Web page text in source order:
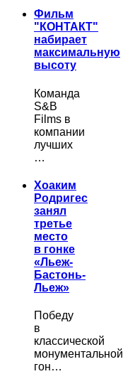
Фильм
"КОНТАКТ"
набирает
максимальную
высоту
Команда
S&B
Films в
компании
лучших
…
Хоаким
Родригес
занял
третье
место
в гонке
«Льеж-
Бастонь-
Льеж»
Победу
в
классической
монументальной
гон…